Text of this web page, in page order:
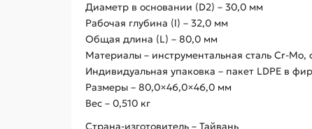
Диаметр в основании (D2) – 30,0 мм
Рабочая глубина (l) – 32,0 мм
Общая длина (L) – 80,0 мм
Материалы – инструментальная сталь Cr-
Индивидуальная упаковка – пакет LDPE в
Размеры – 80,0×46,0×46,0 мм
Вес – 0,510 кг
Страна-изготовитель – Тайвань